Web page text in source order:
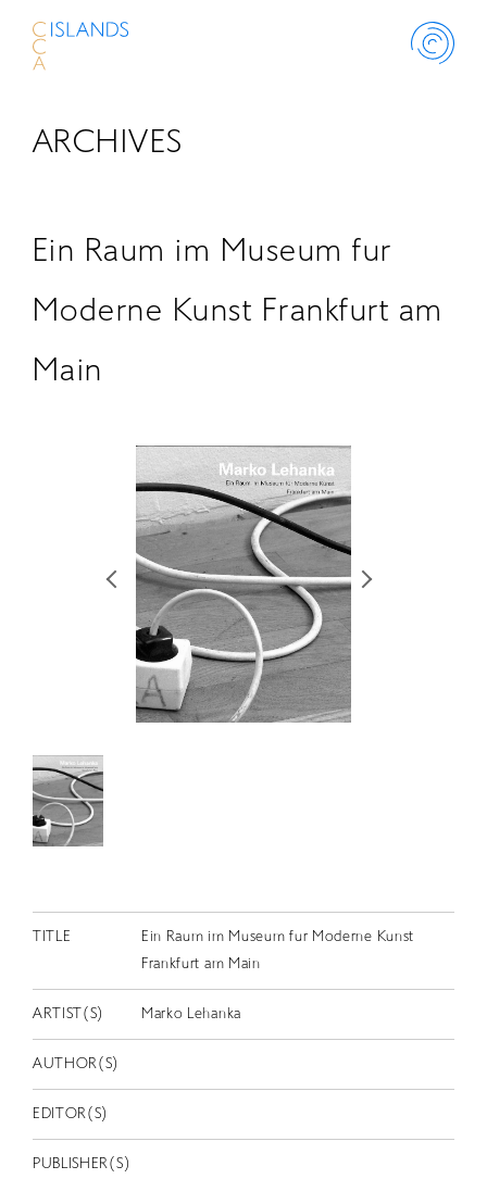
ABOUT
LIBRARY
SCHOLARSHIP
RETRACE
コンサート
出版物
スカラシップ受賞者
CONTACT
ARCHIVES
Ein Raum im Museum fur
Moderne Kunst Frankfurt am
Main
TITLE
Ein Raum im Museum fur Moderne Kunst
Frankfurt am Main
ARTIST(S) Marko Lehanka
AUTHOR(S)
EDITOR(S)
PUBLISHER(S)